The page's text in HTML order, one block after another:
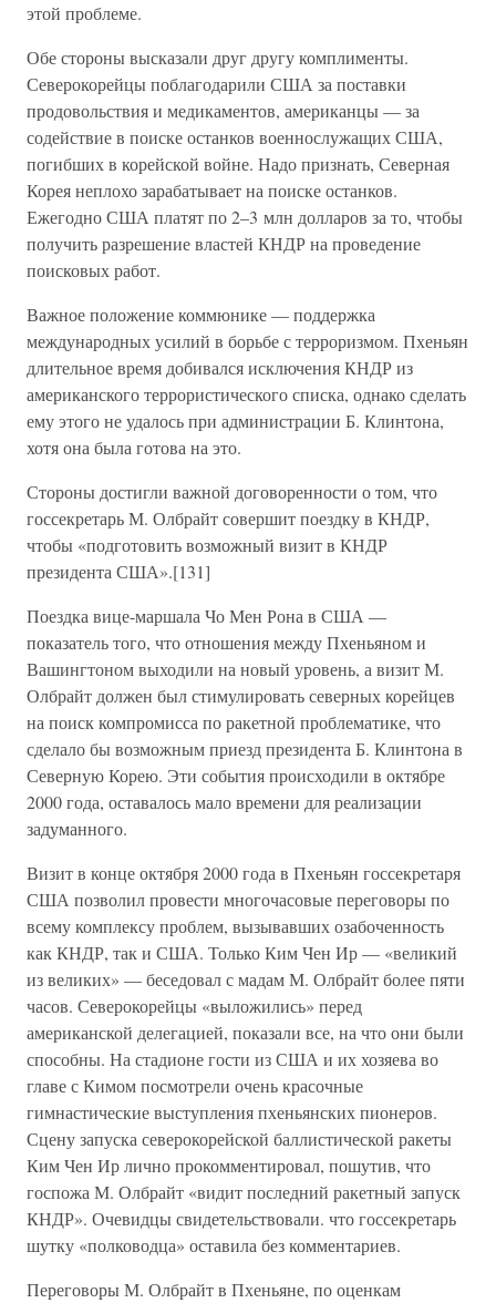
этой проблеме.
Обе стороны высказали друг другу комплименты.
Северокорейцы поблагодарили США за поставки
продовольствия и медикаментов, американцы — за
содействие в поиске останков военнослужащих США,
погибших в корейской войне. Надо признать, Северная
Корея неплохо зарабатывает на поиске останков.
Ежегодно США платят по 2–3 млн долларов за то, чтобы
получить разрешение властей КНДР на проведение
поисковых работ.
Важное положение коммюнике — поддержка
международных усилий в борьбе с терроризмом. Пхеньян
длительное время добивался исключения КНДР из
американского террористического списка, однако сделать
ему этого не удалось при администрации Б. Клинтона,
хотя она была готова на это.
Стороны достигли важной договоренности о том, что
госсекретарь М. Олбрайт совершит поездку в КНДР,
чтобы «подготовить возможный визит в КНДР
президента США».[131]
Поездка вице-маршала Чо Мен Рона в США —
показатель того, что отношения между Пхеньяном и
Вашингтоном выходили на новый уровень, а визит М.
Олбрайт должен был стимулировать северных корейцев
на поиск компромисса по ракетной проблематике, что
сделало бы возможным приезд президента Б. Клинтона в
Северную Корею. Эти события происходили в октябре
2000 года, оставалось мало времени для реализации
задуманного.
Визит в конце октября 2000 года в Пхеньян госсекретаря
США позволил провести многочасовые переговоры по
всему комплексу проблем, вызывавших озабоченность
как КНДР, так и США. Только Ким Чен Ир — «великий
из великих» — беседовал с мадам М. Олбрайт более пяти
часов. Северокорейцы «выложились» перед
американской делегацией, показали все, на что они были
способны. На стадионе гости из США и их хозяева во
главе с Кимом посмотрели очень красочные
гимнастические выступления пхеньянских пионеров.
Сцену запуска северокорейской баллистической ракеты
Ким Чен Ир лично прокомментировал, пошутив, что
госпожа М. Олбрайт «видит последний ракетный запуск
КНДР». Очевидцы свидетельствовали. что госсекретарь
шутку «полководца» оставила без комментариев.
Переговоры М. Олбрайт в Пхеньяне, по оценкам